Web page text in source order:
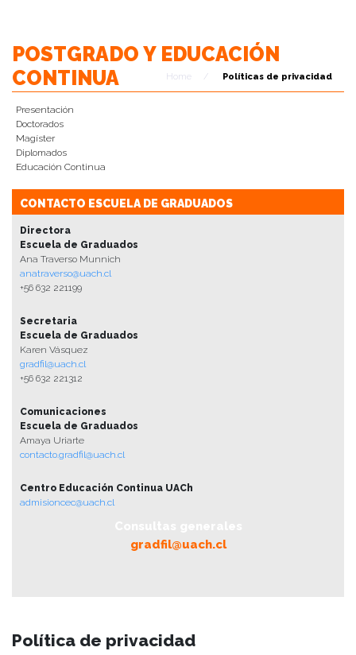
POSTGRADO Y EDUCACIÓN
CONTINUA
Home / Políticas de privacidad
Presentación
Doctorados
Magíster
Diplomados
Educación Continua
CONTACTO ESCUELA DE GRADUADOS
Directora
Escuela de Graduados
Ana Traverso Munnich
anatraverso@uach.cl
+56 632 221199
Secretaria
Escuela de Graduados
Karen Vásquez
gradfil@uach.cl
+56 632 221312
Comunicaciones
Escuela de Graduados
Amaya Uriarte
contacto.gradfil@uach.cl
Centro Educación Continua UACh
admisioncec@uach.cl
gradfil@uach.cl
Política de privacidad